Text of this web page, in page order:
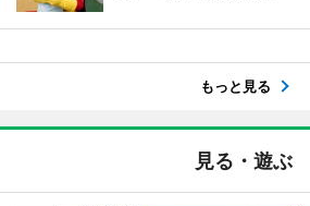
もっと見る
見る・遊ぶ